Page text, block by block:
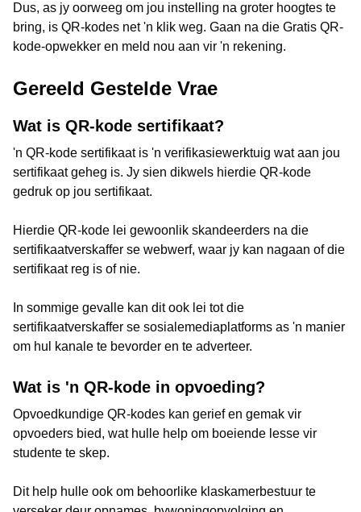
Dus, as jy oorweeg om jou instelling na groter hoogtes te
bring, is QR-kodes net 'n klik weg. Gaan na die Gratis QR-
kode-opwekker en meld nou aan vir 'n rekening.
Gereeld Gestelde Vrae
Wat is QR-kode sertifikaat?
'n QR-kode sertifikaat is 'n verifikasiewerktuig wat aan jou
sertifikaat geheg is. Jy sien dikwels hierdie QR-kode
gedruk op jou sertifikaat.
Hierdie QR-kode lei gewoonlik skandeerders na die
sertifikaatverskaffer se webwerf, waar jy kan nagaan of die
sertifikaat reg is of nie.
In sommige gevalle kan dit ook lei tot die
sertifikaatverskaffer se sosialemediaplatforms as 'n manier
om hul kanale te bevorder en te adverteer.
Wat is 'n QR-kode in opvoeding?
Opvoedkundige QR-kodes kan gerief en gemak vir
opvoeders bied, wat hulle help om boeiende lesse vir
studente te skep.
Dit help hulle ook om behoorlike klaskamerbestuur te